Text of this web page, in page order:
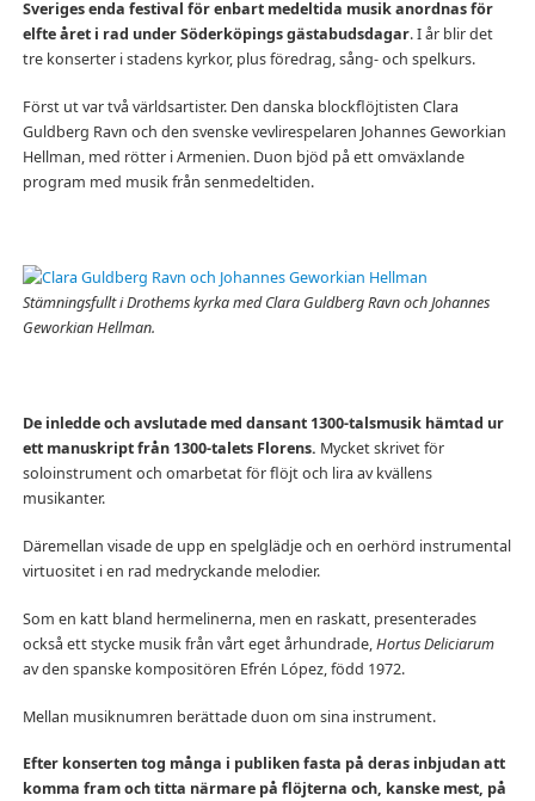
Sveriges enda festival för enbart medeltida musik anordnas för
elfte året i rad under Söderköpings gästabudsdagar. I år blir det
tre konserter i stadens kyrkor, plus föredrag, sång- och spelkurs.
Först ut var två världsartister. Den danska blockflöjtisten Clara
Guldberg Ravn och den svenske vevlirespelaren Johannes Geworkian
Hellman, med rötter i Armenien. Duon bjöd på ett omväxlande
program med musik från senmedeltiden.
Stämningsfullt i Drothems kyrka med Clara Guldberg Ravn och Johannes
Geworkian Hellman.
De inledde och avslutade med dansant 1300-talsmusik hämtad ur
ett manuskript från 1300-talets Florens. Mycket skrivet för
soloinstrument och omarbetat för flöjt och lira av kvällens
musikanter.
Däremellan visade de upp en spelglädje och en oerhörd instrumental
virtuositet i en rad medryckande melodier.
Som en katt bland hermelinerna, men en raskatt, presenterades
också ett stycke musik från vårt eget århundrade,Hortus Deliciarum
av den spanske kompositören Efrén López, född 1972.
Mellan musiknumren berättade duon om sina instrument.
Efter konserten tog många i publiken fasta på deras inbjudan att
komma fram och titta närmare på flöjterna och, kanske mest, på